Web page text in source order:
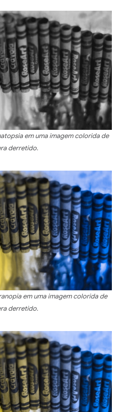
em uma imagem colorida de
derretido.
em uma imagem colorida de
derretido.